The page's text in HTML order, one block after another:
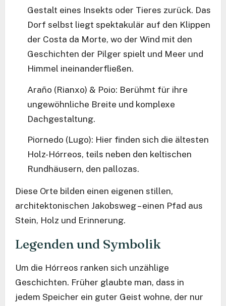
Gestalt eines Insekts oder Tieres zurück. Das
Dorf selbst liegt spektakulär auf den Klippen
der Costa da Morte, wo der Wind mit den
Geschichten der Pilger spielt und Meer und
Himmel ineinanderfließen.
Araño (Rianxo) & Poio: Berühmt für ihre
ungewöhnliche Breite und komplexe
Dachgestaltung.
Piornedo (Lugo): Hier finden sich die ältesten
Holz-Hórreos, teils neben den keltischen
Rundhäusern, den pallozas.
Diese Orte bilden einen eigenen stillen,
architektonischen Jakobsweg – einen Pfad aus
Stein, Holz und Erinnerung.
Legenden und Symbolik
Um die Hórreos ranken sich unzählige
Geschichten. Früher glaubte man, dass in
jedem Speicher ein guter Geist wohne, der nur